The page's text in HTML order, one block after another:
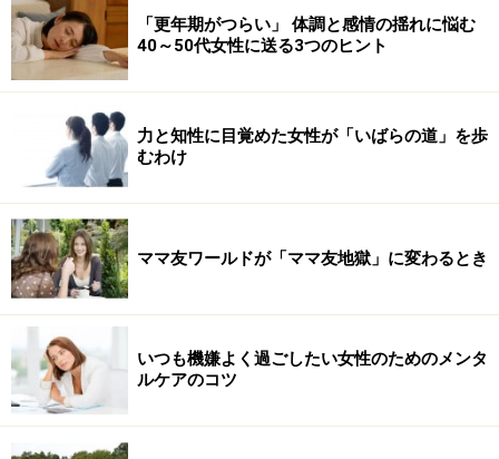
「更年期がつらい」 体調と感情の揺れに悩む
40～50代女性に送る3つのヒント
力と知性に目覚めた女性が「いばらの道」を歩
むわけ
ママ友ワールドが「ママ友地獄」に変わるとき
いつも機嫌よく過ごしたい女性のためのメンタ
ルケアのコツ